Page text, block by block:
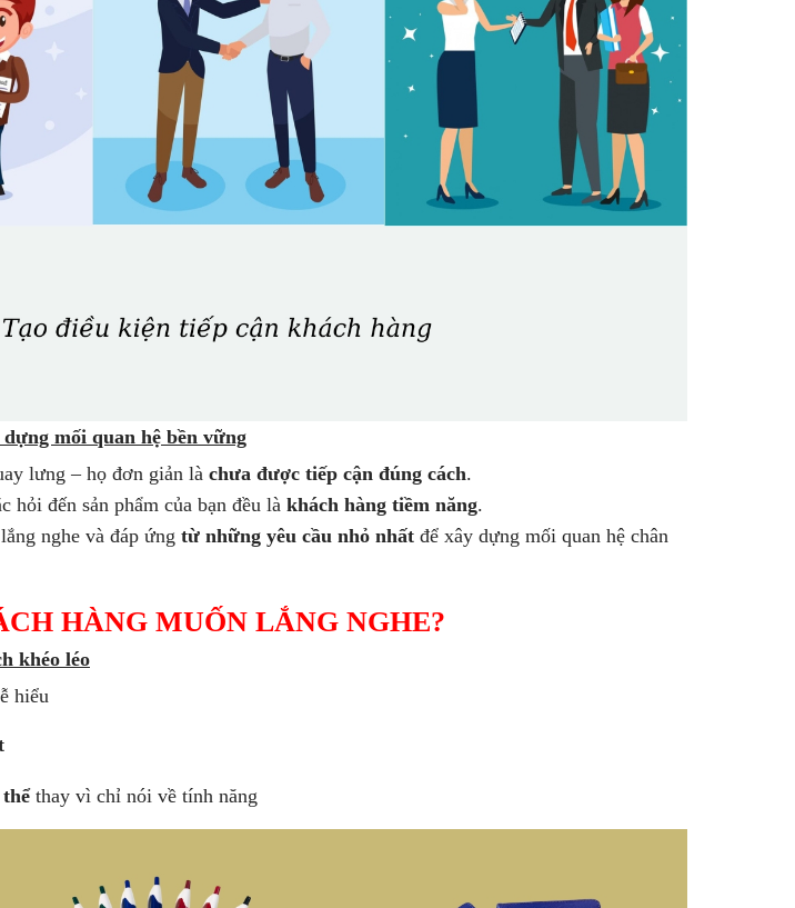
mối quan hệ bền vững
lưng – họ đơn giản là chưa được tiếp cận đúng cách.
đến sản phẩm của bạn đều là khách hàng tiềm năng.
nghe và đáp ứng từ những yêu cầu nhỏ nhất để xây dựng mối quan hệ chân
HÀNG MUỐN LẮNG NGHE?
khéo léo
hiểu
thay vì chỉ nói về tính năng